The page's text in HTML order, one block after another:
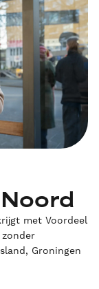
met Voordeel
Groningen